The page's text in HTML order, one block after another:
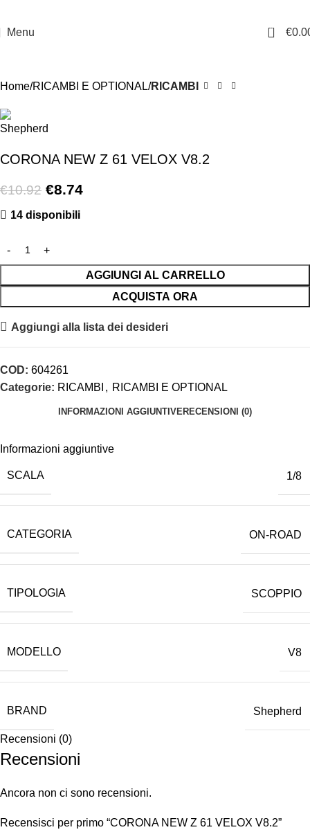
Menu 0 €
Home RICAMBI E OPTIONAL RICAMBI
CORONA NEW Z 61 VELOX V8.2
€10.92 €8.74
14 disponibili
AGGIUNGI AL CARRELLO
ACQUISTA ORA
Aggiungi alla lista dei desideri
COD: 604261
Categorie: RICAMBI , RICAMBI E OPTIONAL
INFORMAZIONI AGGIUNTIVERECENSIONI (0)
Informazioni aggiuntive
SCALA 1/8
CATEGORIA ON-ROAD
TIPOLOGIA SCOPPIO
MODELLO V8
BRAND Shepherd
Recensioni (0)
Recensioni
Ancora non ci sono recensioni.
Recensisci per primo “CORONA NEW Z 61 VELOX V8.2”